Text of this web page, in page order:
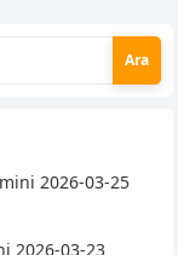
2026-03-25
2026-03-23